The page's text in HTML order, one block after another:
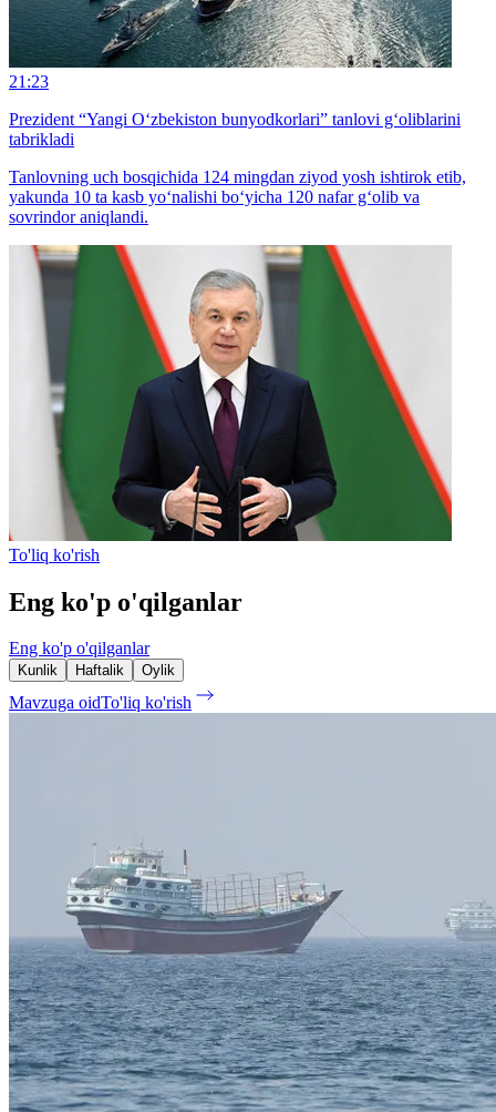
21:23
Prezident “Yangi O‘zbekiston bunyodkorlari” tanlovi g‘oliblarini
tabrikladi
Tanlovning uch bosqichida 124 mingdan ziyod yosh ishtirok etib,
yakunda 10 ta kasb yo‘nalishi bo‘yicha 120 nafar g‘olib va
sovrindor aniqlandi.
To'liq ko'rish
Eng ko'p o'qilganlar
Eng ko'p o'qilganlar
Kunlik Haftalik Oylik
Mavzuga oidTo'liq ko'rish